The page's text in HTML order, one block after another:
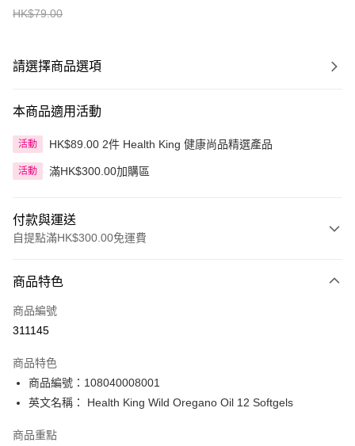
HK$79.00
請選擇商品選項
本商品適用活動
活動 HK$89.00 2件 Health King 健康尚品精選產品
活動 滿HK$300.00加購區
付款與運送
自提點滿HK$300.00免運費
信用卡
Apple Pay
PayMe
WeChat Pay
BoC Pay
商品特色
商品編號
311145
商品特色
商品編號：108040008001
英文名稱： Health King Wild Oregano Oil 12 Softgels
商品重點